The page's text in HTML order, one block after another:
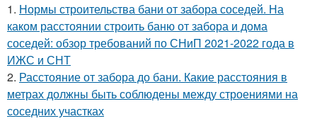
1. Нормы строительства бани от забора соседей. На
каком расстоянии строить баню от забора и дома
соседей: обзор требований по СНиП 2021-2022 года в
ИЖС и СНТ
2. Расстояние от забора до бани. Какие расстояния в
метрах должны быть соблюдены между строениями на
соседних участках